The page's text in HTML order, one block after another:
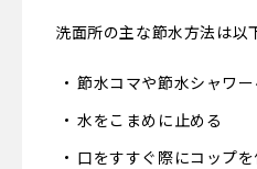
洗面所の主な節水方法は以
節水コマや節水シャワ
水をこまめに止める
口をすすぐ際にコップ